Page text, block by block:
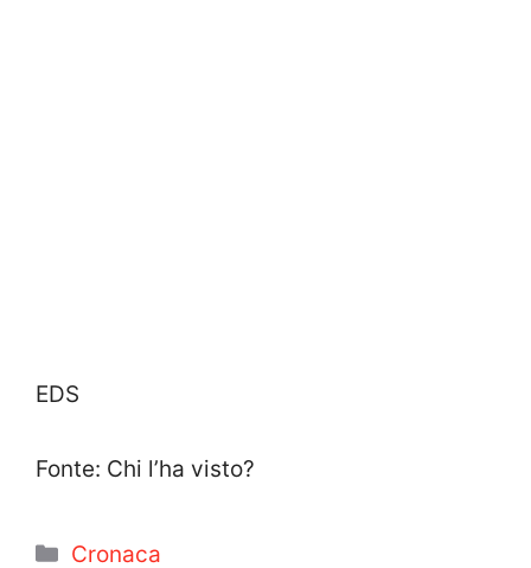
EDS
Fonte: Chi l’ha visto?
Categorie
Cronaca